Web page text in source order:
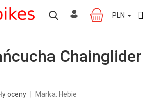
KOSZYK
PLN
Chainglider
oceny Marka: Hebie